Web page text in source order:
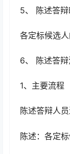
5、 陈述答辩
各定标候选
6、 陈述答辩
1、主要流程
陈述答辩人
陈述：各定